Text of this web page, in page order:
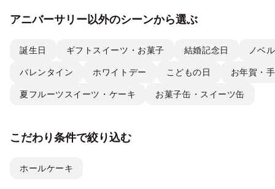
アニバーサリー以外のシーンから選ぶ
誕生日 ギフトスイーツ・お菓子 結婚記念日 ノベ
バレンタイン ホワイトデー こどもの日 お年賀・
夏フルーツスイーツ・ケーキ お菓子缶・スイーツ缶
こだわり条件で絞り込む
ホールケーキ